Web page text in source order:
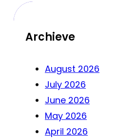
Archieve
August 2026
July 2026
June 2026
May 2026
April 2026